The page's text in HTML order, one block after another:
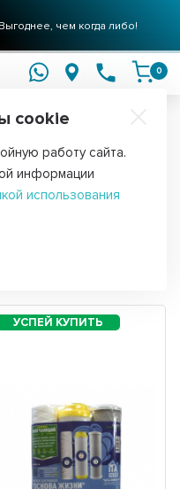
Выгоднее, чем когда либо!
очистки воды подробнее
0
сменных картриджей
Умягчение
cookie
работу сайта.
информации
использования